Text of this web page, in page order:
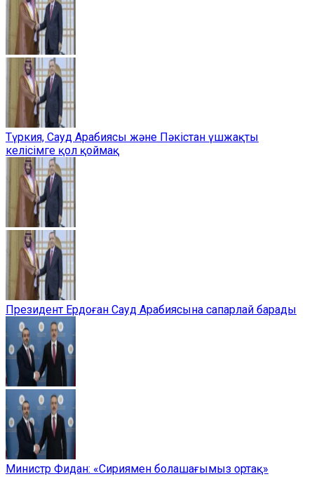
Түркия, Сауд Арабиясы және Пәкістан үшжақты
келісімге қол қоймақ
Президент Ердоған Сауд Арабиясына сапарлай барады
Министр Фидан: «Сириямен болашағымыз ортақ»